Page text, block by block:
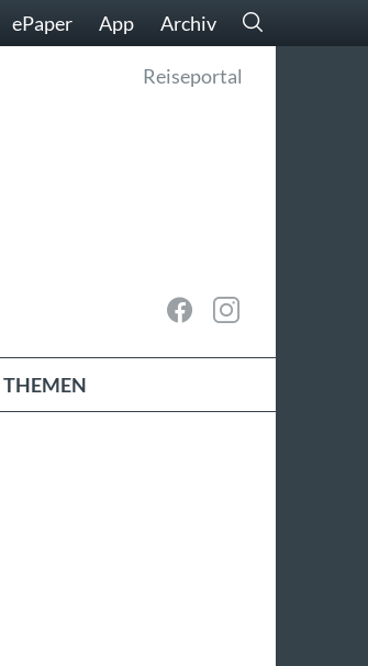
ePaper App Archiv
Reiseportal
THEMEN